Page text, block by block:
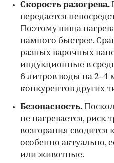
Скорость разогрева.
передается
Поэтому пища
намного быстрее.
разных варочных
индукционные в
6 литров воды на 2–4
конкурентов других
Безопасность.
не нагревается, риск
возгорания сводится
особенно актуально,
или животные.